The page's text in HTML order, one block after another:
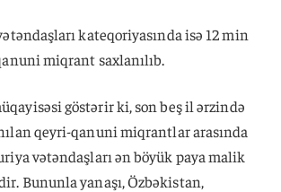
kateqoriyasında isə 12 min
miqrant saxlanılıb.
göstərir ki, son beş il ərzində
qeyri-qanuni miqrantlar arasında
vətəndaşları ən böyük paya malik
Bununla yanaşı, Özbəkistan,